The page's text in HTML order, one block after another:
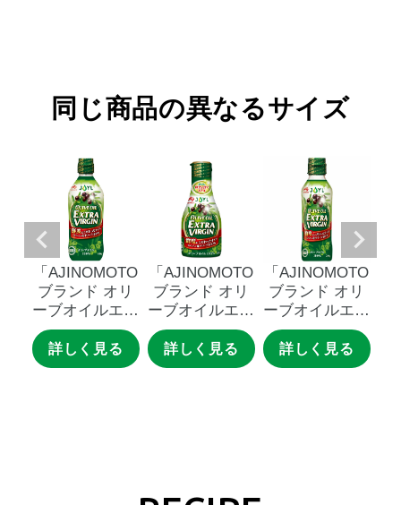
同じ商品の異なるサイズ
「AJINOMOTO
ブランド オリ
ーブオイルエク
ストラバージ
ン」 ４００ｇ
瓶
詳しく見る
「AJINOMOTO
ブランド オリ
ーブオイルエク
ストラバージ
ン」 １５０ｇ
鮮度キープボト
詳しく見る
「AJINOMOTO
ブランド オリ
ーブオイルエク
ストラバージ
ン」 ２００ｇ
瓶
詳しく見る